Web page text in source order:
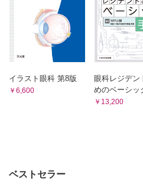
1．角膜に対して
2．水晶体に対して
3．強膜に対して
付．老視の手術的療法
付録I．主要な数式
付録II．眼球の主要な数値
付録III-2．身体障害者福祉法「視野
1．視機能の発達
2．弱視の定義
3．弱視の分類
4．屈折異常による弱視
5．屈折異常による弱視の診断
G．屈折異常と両眼視
第5章 調節
イラスト眼科 第8版
￥6,600
眼科レジデン
めのベーシッ
￥13,200
ベストセラー